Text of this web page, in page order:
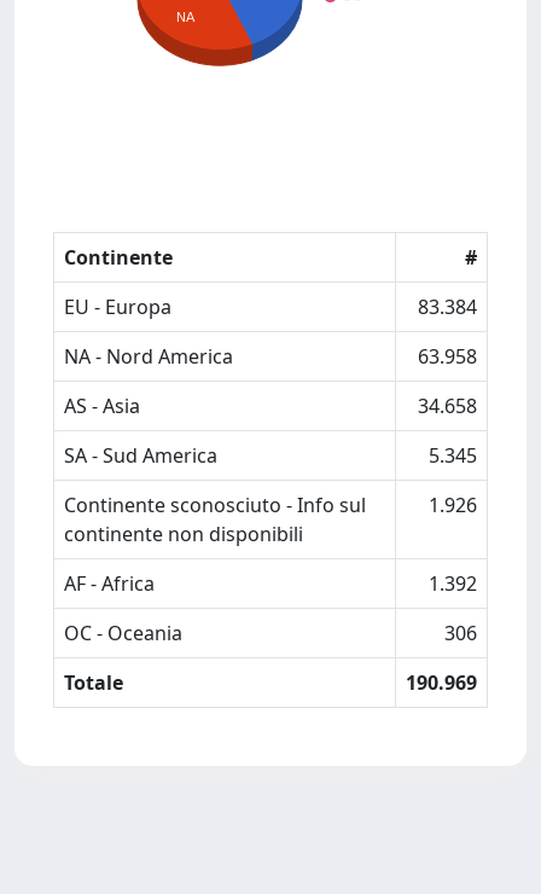
NA
Continente
#
EU - Europa
83.384
NA - Nord America
63.958
AS - Asia
34.658
SA - Sud America
5.345
Continente sconosciuto - Info sul
continente non disponibili
1.926
AF - Africa
1.392
OC - Oceania
306
Totale
190.969